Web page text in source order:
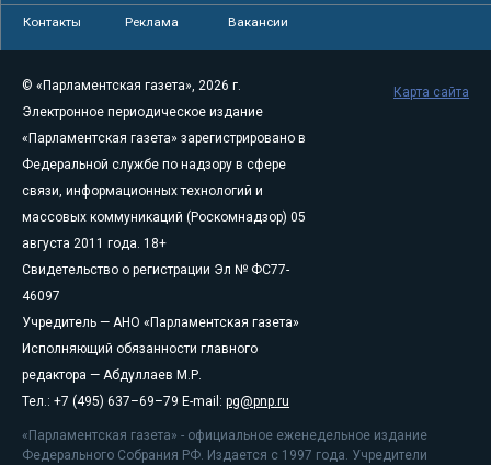
Контакты Реклама Вакансии
© «Парламентская газета», 2026 г.
Электронное периодическое издание
«Парламентская газета» зарегистрировано в
Федеральной службе по надзору в сфере
связи, информационных технологий и
массовых коммуникаций (Роскомнадзор) 05
августа 2011 года. 18+
Свидетельство о регистрации Эл № ФС77-
46097
Учредитель — АНО «Парламентская газета»
Исполняющий обязанности главного
редактора — Абдуллаев М.Р.
Тел.: +7 (495) 637–69–79 E-mail: pg@pnp.ru
«Парламентская газета» - официальное еженедельное издание
Федерального Собрания РФ. Издается с 1997 года. Учредители
Карта сайта